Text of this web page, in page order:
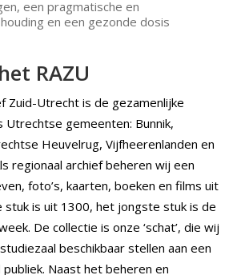
een pragmatische en
en een gezonde dosis
RAZU
Zuid-Utrecht is de gezamenlijke
Utrechtse gemeenten: Bunnik,
Heuvelrug, Vijfheerenlanden en
regionaal archief beheren wij een
foto’s, kaarten, boeken en films uit
is uit 1300, het jongste stuk is de
De collectie is onze ‘schat’, die wij
beschikbaar stellen aan een
Naast het beheren en